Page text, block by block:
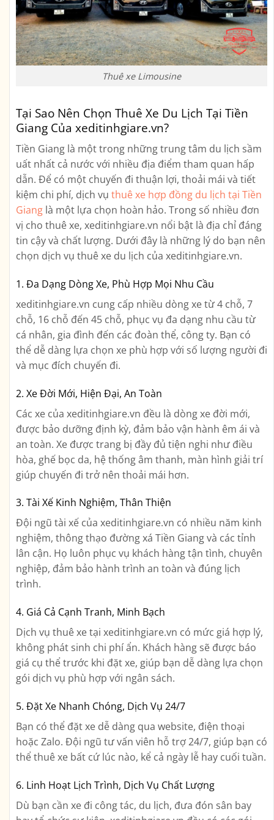
Thuê xe Limousine
Tại Sao Nên Chọn Thuê Xe Du Lịch Tại Tiền
Giang Của xeditinhgiare.vn?
Tiền Giang là một trong những trung tâm du lịch sầm
uất nhất cả nước với nhiều địa điểm tham quan hấp
dẫn. Để có một chuyến đi thuận lợi, thoải mái và tiết
kiệm chi phí, dịch vụ thuê xe hợp đồng du lịch tại Tiền
Giang là một lựa chọn hoàn hảo. Trong số nhiều đơn
vị cho thuê xe, xeditinhgiare.vn nổi bật là địa chỉ đáng
tin cậy và chất lượng. Dưới đây là những lý do bạn nên
chọn dịch vụ thuê xe du lịch của xeditinhgiare.vn.
1. Đa Dạng Dòng Xe, Phù Hợp Mọi Nhu Cầu
xeditinhgiare.vn cung cấp nhiều dòng xe từ 4 chỗ, 7
chỗ, 16 chỗ đến 45 chỗ, phục vụ đa dạng nhu cầu từ
cá nhân, gia đình đến các đoàn thể, công ty. Bạn có
thể dễ dàng lựa chọn xe phù hợp với số lượng người đi
và mục đích chuyến đi.
2. Xe Đời Mới, Hiện Đại, An Toàn
Các xe của xeditinhgiare.vn đều là dòng xe đời mới,
được bảo dưỡng định kỳ, đảm bảo vận hành êm ái và
an toàn. Xe được trang bị đầy đủ tiện nghi như điều
hòa, ghế bọc da, hệ thống âm thanh, màn hình giải trí
giúp chuyến đi trở nên thoải mái hơn.
3. Tài Xế Kinh Nghiệm, Thân Thiện
Đội ngũ tài xế của xeditinhgiare.vn có nhiều năm kinh
nghiệm, thông thạo đường xá Tiền Giang và các tỉnh
lân cận. Họ luôn phục vụ khách hàng tận tình, chuyên
nghiệp, đảm bảo hành trình an toàn và đúng lịch
trình.
4. Giá Cả Cạnh Tranh, Minh Bạch
Dịch vụ thuê xe tại xeditinhgiare.vn có mức giá hợp lý,
không phát sinh chi phí ẩn. Khách hàng sẽ được báo
giá cụ thể trước khi đặt xe, giúp bạn dễ dàng lựa chọn
gói dịch vụ phù hợp với ngân sách.
5. Đặt Xe Nhanh Chóng, Dịch Vụ 24/7
Bạn có thể đặt xe dễ dàng qua website, điện thoại
hoặc Zalo. Đội ngũ tư vấn viên hỗ trợ 24/7, giúp bạn có
thể thuê xe bất cứ lúc nào, kể cả ngày lễ hay cuối tuần.
6. Linh Hoạt Lịch Trình, Dịch Vụ Chất Lượng
Dù bạn cần xe đi công tác, du lịch, đưa đón sân bay